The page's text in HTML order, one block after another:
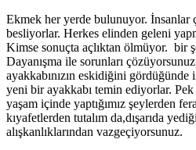
Ekmek her yerde bulunuyor. İnsanlar
besliyorlar. Herkes elinden geleni
Kimse sonuçta açlıktan ölmüyor. bir
Dayanışma ile sorunları
ayakkabınızın eskidiğini
yeni bir ayakkabı temin ediyorlar. Pek
yaşam içinde yaptığımız şeylerden
kıyafetlerden tutalım da,dışarıda
alışkanlıklarından vazgeçiyorsunuz.